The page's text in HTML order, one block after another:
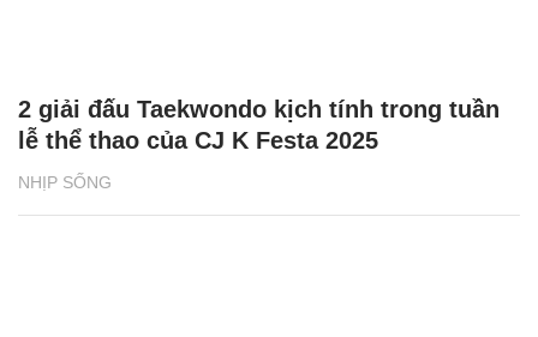
NHỊP SỐNG
2 giải đấu Taekwondo kịch tính trong tuần
lễ thể thao của CJ K Festa 2025